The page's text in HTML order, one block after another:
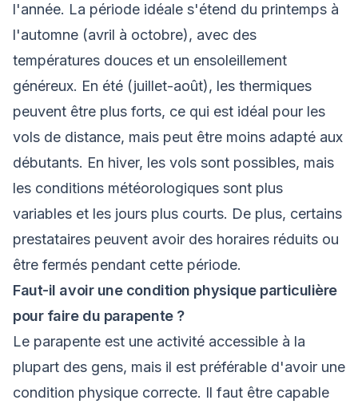
l'année. La période idéale s'étend du printemps à
l'automne (avril à octobre), avec des
températures douces et un ensoleillement
généreux. En été (juillet-août), les thermiques
peuvent être plus forts, ce qui est idéal pour les
vols de distance, mais peut être moins adapté aux
débutants. En hiver, les vols sont possibles, mais
les conditions météorologiques sont plus
variables et les jours plus courts. De plus, certains
prestataires peuvent avoir des horaires réduits ou
être fermés pendant cette période.
Faut-il avoir une condition physique particulière
pour faire du parapente ?
Le parapente est une activité accessible à la
plupart des gens, mais il est préférable d'avoir une
condition physique correcte. Il faut être capable